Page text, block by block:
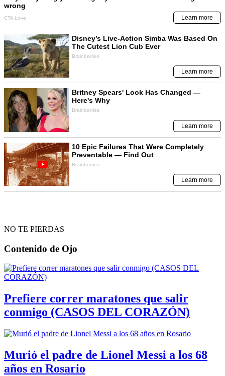
NO TE PIERDAS
Contenido de Ojo
Prefiere correr maratones que salir
conmigo (CASOS DEL CORAZÓN)
Murió el padre de Lionel Messi a los 68
años en Rosario